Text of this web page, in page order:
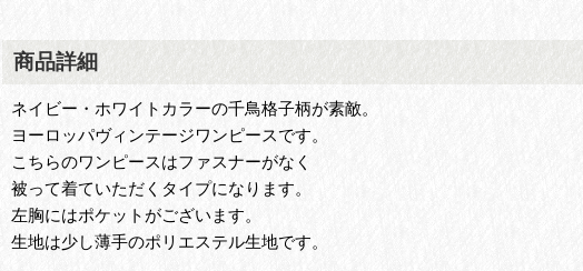
商品詳細
ネイビー・ホワイトカラーの千鳥格子柄が素敵。
ヨーロッパヴィンテージワンピースです。
こちらのワンピースはファスナーがなく
被って着ていただくタイプになります。
左胸にはポケットがございます。
生地は少し薄手のポリエステル生地です。